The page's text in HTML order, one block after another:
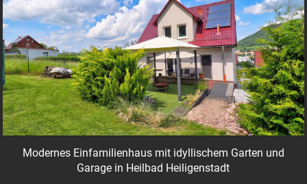
Modernes Einfamilienhaus mit idyllischem Garten und
Garage in Heilbad Heiligenstadt